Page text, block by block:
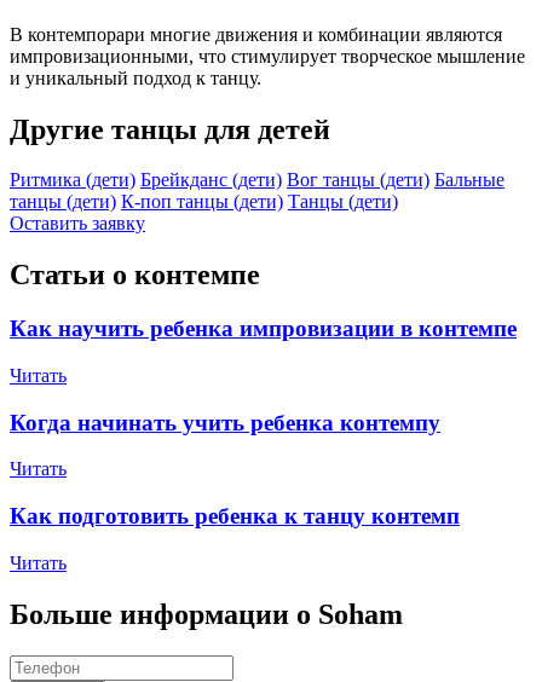
В контемпорари многие движения и комбинации являются
импровизационными, что стимулирует творческое мышление
и уникальный подход к танцу.
Другие танцы для детей
Ритмика (дети) Брейкданс (дети) Вог танцы (дети) Бальные
танцы (дети) К-поп танцы (дети) Танцы (дети)
Оставить заявку
Статьи о контемпе
Как научить ребенка импровизации в контемпе
Читать
Когда начинать учить ребенка контемпу
Читать
Как подготовить ребенка к танцу контемп
Читать
Больше информации о Soham